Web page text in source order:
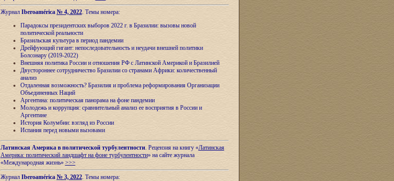
Журнал Iberoamérica № 4, 2022. Темы номера:
Парадоксы президентских выборов 2022 г. в Бразилии: вызовы новой
политической реальности
Бразильская культура в период пандемии
Дрейфующий гигант: непоследовательность и неудачи внешней политики
Болсонару (2019-2022)
Внешняя политика России и отношения РФ с Латинской Америкой и Бразилией
Двустороннее сотрудничество Бразилии со странами Африки: количественный
анализ
Отдаленная возможность? Бразилия и проблема реформирования Организации
Объединенных Наций
Аргентина: политическая панорама на фоне пандемии
Молодежь и коррупция: сравнительный анализ ee восприятия в России и
Аргентине
История Колумбии: взгляд из России
Испания перед новыми вызовами
Латинская Америка в политической турбулентности. Рецензия на книгу «Латинская
Америка: политический ландшафт на фоне турбулентности» на сайте журнала
«Международная жизнь» >>>
Журнал Iberoamérica № 3, 2022. Темы номера: